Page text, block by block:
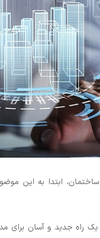
ابتدا به این
یک راه جدید و آسان